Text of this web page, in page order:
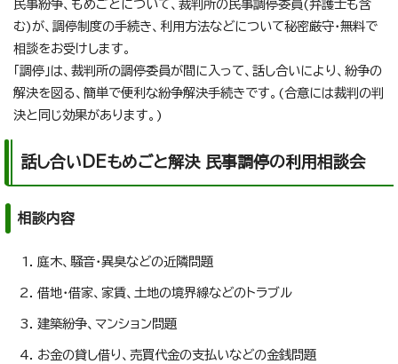
民事紛争、もめごとについて、裁判所の民事調停委員(弁護士も含
む)が、調停制度の手続き、利用方法などについて秘密厳守・無料で
相談をお受けします。
「調停」は、裁判所の調停委員が間に入って、話し合いにより、紛争の
解決を図る、簡単で便利な紛争解決手続きです。(合意には裁判の判
決と同じ効果があります。)
話し合いDEもめごと解決 民事調停の利用相談会
相談内容
庭木、騒音・異臭などの近隣問題
借地・借家、家賃、土地の境界線などのトラブル
建築紛争、マンション問題
お金の貸し借り、売買代金の支払いなどの金銭問題